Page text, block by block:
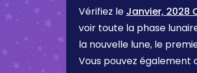
Vérifiez le Janvier, 2028
voir toute la phase
la nouvelle lune, le
Vous pouvez également